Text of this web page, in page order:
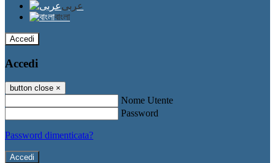
عربى
বাংলা
Accedi
Accedi
button close ×
Nome Utente
Password
Password dimenticata?